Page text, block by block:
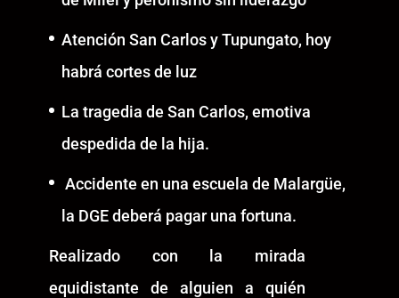
Atención San Carlos y Tupungato, hoy
habrá cortes de luz
La tragedia de San Carlos, emotiva
despedida de la hija.
Accidente en una escuela de Malargüe,
la DGE deberá pagar una fortuna.
Realizado con la mirada
equidistante de alguien a quién